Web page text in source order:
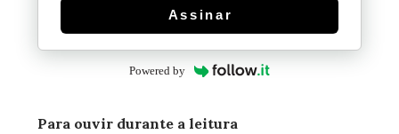
Assinar
Powered by
Para ouvir durante a leitura